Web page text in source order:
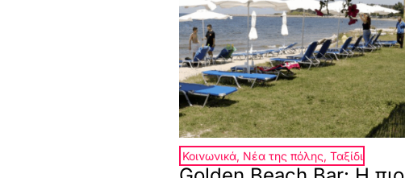
Κοινωνικά, Νέα της πόλης, Ταξίδι